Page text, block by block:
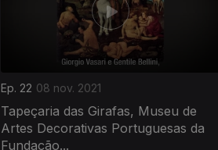
Ep. 22 08 nov. 2021
Tapeçaria das Girafas, Museu de
Artes Decorativas Portuguesas da
Fundação...